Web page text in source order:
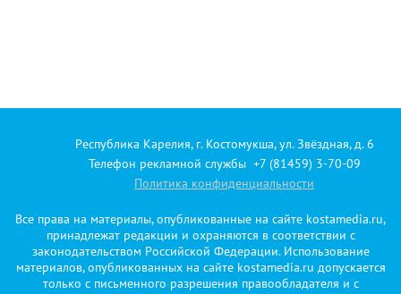
Республика Карелия, г. Костомукша, ул. Звёздная, д. 6
Телефон рекламной службы +7 (81459) 3-70-09
Политика конфиденциальности
Все права на материалы, опубликованные на сайте kostamedia.ru,
принадлежат редакции и охраняются в соответствии с
законодательством Российской Федерации. Использование
материалов, опубликованных на сайте kostamedia.ru допускается
только с письменного разрешения правообладателя и с